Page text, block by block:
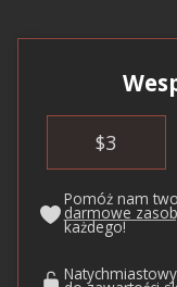
$3
Pomóż nam
darmowe
każdego!